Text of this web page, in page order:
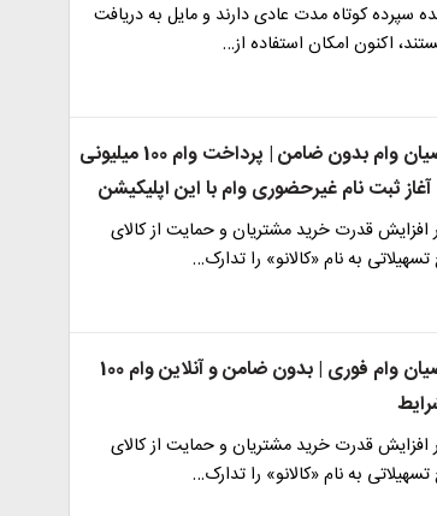
سپرده کوتاه مدت عادی دارند و مایل به دریافت
اکنون امکان استفاده از…
خبر مهم برای متقاضیان وام بدون ضامن | پرداخت وام 100 میلیونی
افزایش قدرت خرید مشتریان و حمایت از کالای
به نام «کالانو» را تدارک…
خبر مهم برای متقاضیان وام فوری | بدون ضامن و آنلاین وام 100
افزایش قدرت خرید مشتریان و حمایت از کالای
به نام «کالانو» را تدارک…